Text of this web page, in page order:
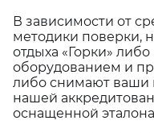
В зависимости от
методики поверки,
отдыха «Горки»
оборудованием и
либо снимают ваши
нашей
оснащенной